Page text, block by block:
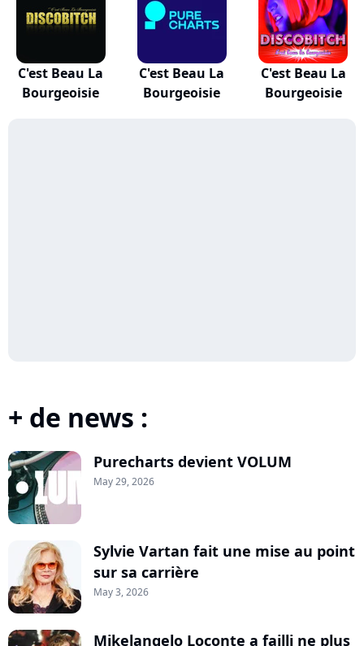
C'est Beau La
Bourgeoisie
C'est Beau La
Bourgeoisie
C'est Beau La
Bourgeoisie
+ de news :
Purecharts devient VOLUM
May 29, 2026
Sylvie Vartan fait une mise au point
sur sa carrière
May 3, 2026
Mikelangelo Loconte a failli ne plus